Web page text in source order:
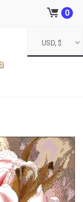
USD, $
0